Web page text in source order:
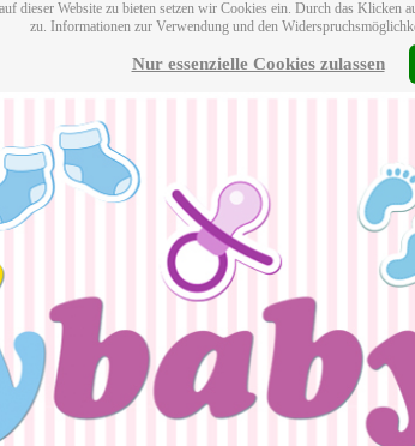
dieser Website zu bieten setzen wir Cookies ein. Durch das
zu. Informationen zur Verwendung und den
Nur essenzielle Cookies zulassen